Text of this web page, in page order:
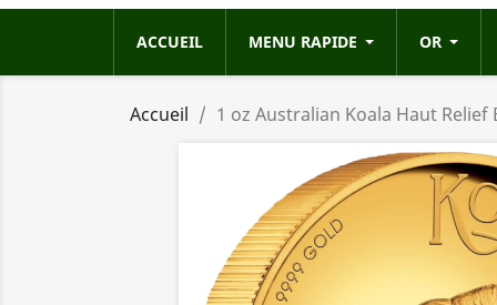
ACCUEIL MENU RAPIDE OR
Accueil 1 oz Australian Koala Haut